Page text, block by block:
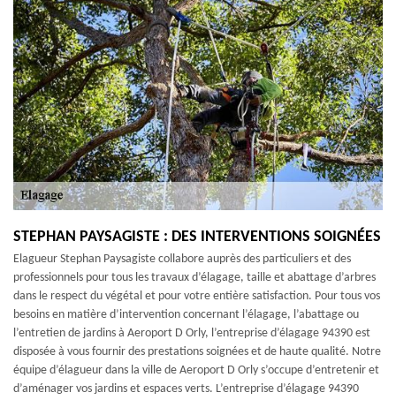
STEPHAN PAYSAGISTE : DES INTERVENTIONS SOIGNÉES
Elagueur Stephan Paysagiste collabore auprès des particuliers et des
professionnels pour tous les travaux d’élagage, taille et abattage d’arbres
dans le respect du végétal et pour votre entière satisfaction. Pour tous vos
besoins en matière d’intervention concernant l’élagage, l’abattage ou
l’entretien de jardins à Aeroport D Orly, l’entreprise d’élagage 94390 est
disposée à vous fournir des prestations soignées et de haute qualité. Notre
équipe d’élagueur dans la ville de Aeroport D Orly s’occupe d’entretenir et
d’aménager vos jardins et espaces verts. L’entreprise d’élagage 94390